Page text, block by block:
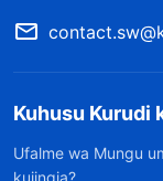
Kuhusu Kurudi
Ufalme wa Mungu
kuiingia?